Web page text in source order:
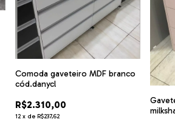
Comoda gaveteiro MDF branco
cód.danycl
R$2.310,00
12 x de R$237,62